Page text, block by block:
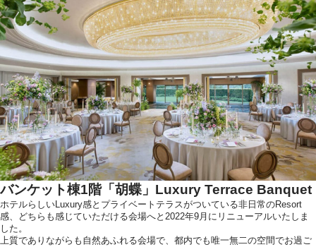
ウエディングレポート
アクセス
ご列席の皆様へ
トピックス
お問い合わせ・
資料請求
バンケット棟1階「胡蝶」Luxury Terrace Banquet
ホテルらしいLuxury感とプライベートテラスがついている非日常のResort
感、どちらも感じていただける会場へと2022年9月にリニューアルいたしま
した。
上質でありながらも自然あふれる会場で、都内でも唯一無二の空間でお過ご